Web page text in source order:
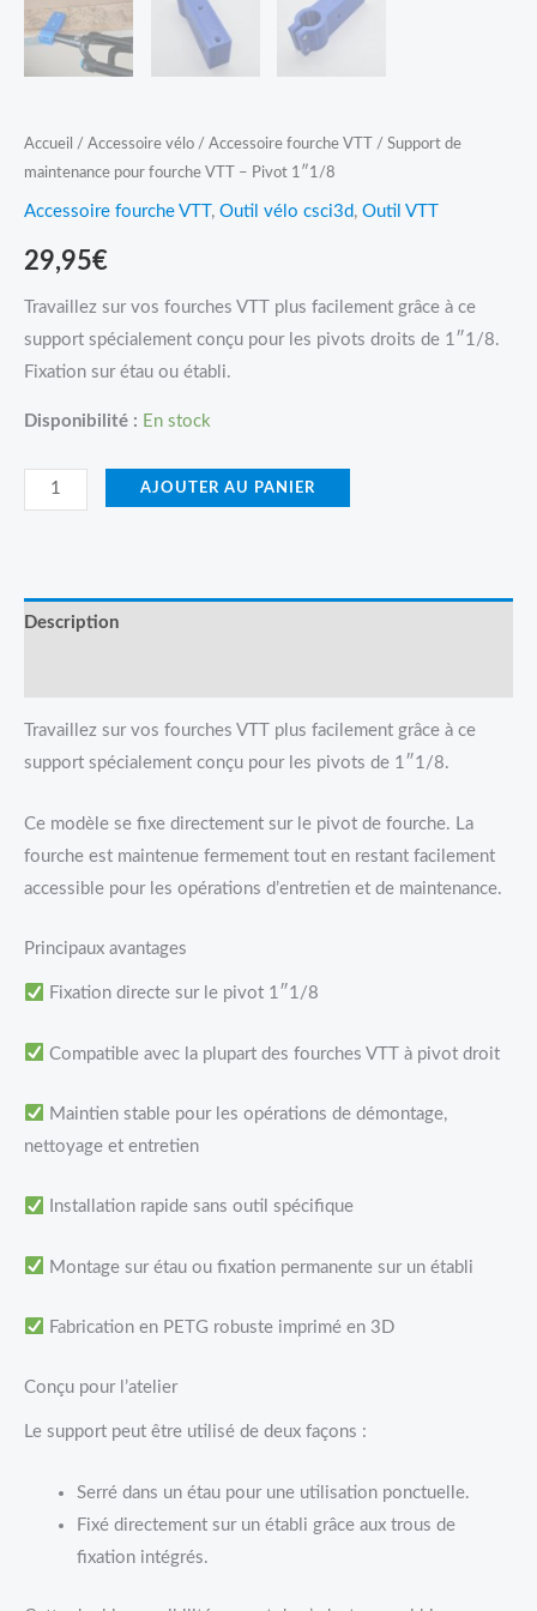
Accueil / Accessoire vélo / Accessoire fourche VTT
/ Support de
maintenance pour fourche VTT – Pivot 1″1/8
Accessoire fourche VTT, Outil vélo csci3d , Outil VTT
29,95€
Travaillez sur vos fourches VTT plus facilement grâce à ce
support spécialement conçu pour les pivots droits de 1″1/8.
Fixation sur étau ou établi.
Disponibilité : En stock
AJOUTER AU PANIER
Description
Travaillez sur vos fourches VTT plus facilement grâce à ce
support spécialement conçu pour les pivots de 1″1/8.
Ce modèle se fixe directement sur le pivot de fourche. La
fourche est maintenue fermement tout en restant facilement
accessible pour les opérations d’entretien et de maintenance.
Principaux avantages
Fixation directe sur le pivot 1″1/8
Compatible avec la plupart des fourches VTT à pivot droit
Maintien stable pour les opérations de démontage,
nettoyage et entretien
Installation rapide sans outil spécifique
Montage sur étau ou fixation permanente sur un établi
Fabrication en PETG robuste imprimé en 3D
Conçu pour l’atelier
Le support peut être utilisé de deux façons :
Serré dans un étau pour une utilisation ponctuelle.
Fixé directement sur un établi grâce aux trous de
fixation intégrés.